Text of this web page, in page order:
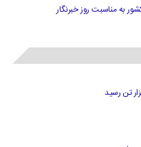
به مناسبت روز خبرنگار